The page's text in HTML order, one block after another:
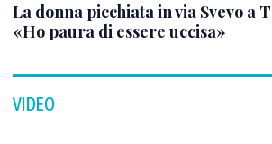
La donna picchiata in via Svevo a
«Ho paura di essere uccisa»
VIDEO